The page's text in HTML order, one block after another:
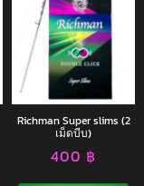
Richman Super slims (2
เม็ดบีบ)
400 ฿